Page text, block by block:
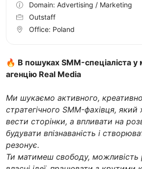
🔥 В пошуках SMM-спеціаліста у
агенцію Real Media
Ми шукаємо активного,
стратегічного SMM-фахівця,
вести сторінки, а впливати на
будувати впізнаваність і
резонує.
Ти матимеш свободу, можливість
Domain: Advertising / Marketing
Outstaff
Office: Poland